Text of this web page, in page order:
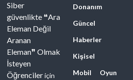
Siber
güvenlikte ❝Ara
Eleman Değil
Aranan
Eleman❞ Olmak
İsteyen
Öğrencileriçin
Donanım
Güncel
Haberler
Kişisel
Mobil
Oyun